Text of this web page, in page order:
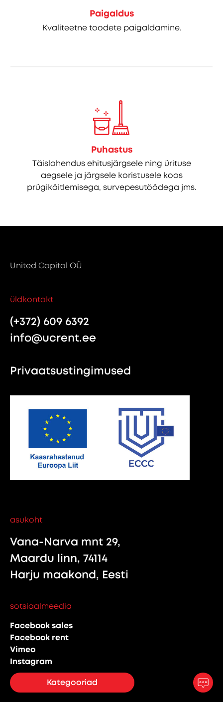
Kategooriad
Paigaldus
Kvaliteetne toodete paigaldamine.
Puhastus
Täislahendus ehitusjärgsele ning ürituse
aegsele ja järgsele koristusele koos
prügikäitlemisega, survepesutöödega jms.
United Capital OÜ
üldkontakt
(+372) 609 6392
info@ucrent.ee
Privaatsustingimused
asukoht
Vana-Narva mnt 29,
Maardu linn, 74114
Harju maakond, Eesti
sotsiaalmeedia
Facebook sales
Facebook rent
Vimeo
Instagram